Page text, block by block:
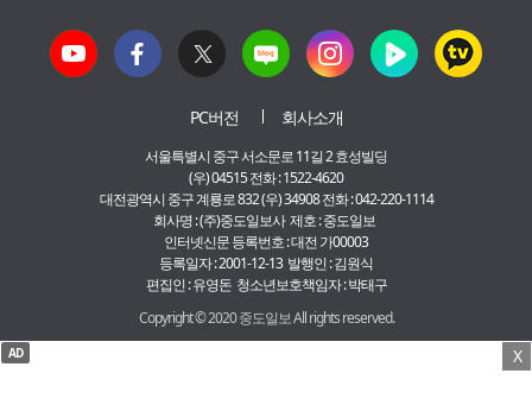
PC버전 회사소개
서울특별시 중구 서소문로 11길 2 효성빌딩
(우) 04515 전화 : 1522-4620
대전광역시 중구 계룡로 832 (우) 34908 전화 : 042-220-1114
회사명 : (주)중도일보사 제호 : 중도일보
인터넷신문 등록번호 : 대전 가00003
등록일자 : 2001-12-13 발행인 : 김원식
편집인 : 유영돈 청소년보호책임자 : 박태구
Copyright © 2020 중도일보 All rights reserved.
X
AD